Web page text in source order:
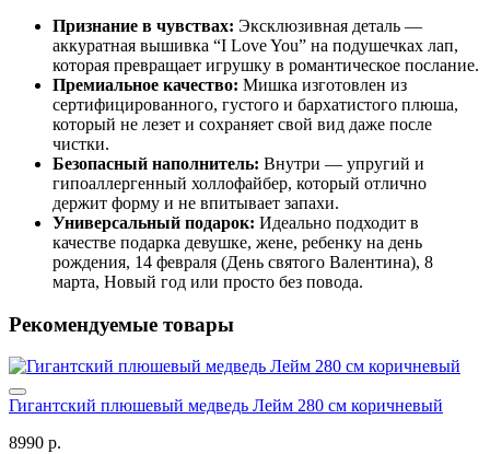
Признание в чувствах: Эксклюзивная деталь —
аккуратная вышивка “I Love You” на подушечках лап,
которая превращает игрушку в романтическое послание.
Премиальное качество: Мишка изготовлен из
сертифицированного, густого и бархатистого плюша,
который не лезет и сохраняет свой вид даже после
чистки.
Безопасный наполнитель: Внутри — упругий и
гипоаллергенный холлофайбер, который отлично
держит форму и не впитывает запахи.
Универсальный подарок: Идеально подходит в
качестве подарка девушке, жене, ребенку на день
рождения, 14 февраля (День святого Валентина), 8
марта, Новый год или просто без повода.
Рекомендуемые товары
Гигантский плюшевый медведь Лейм 280 см коричневый
8990 р.